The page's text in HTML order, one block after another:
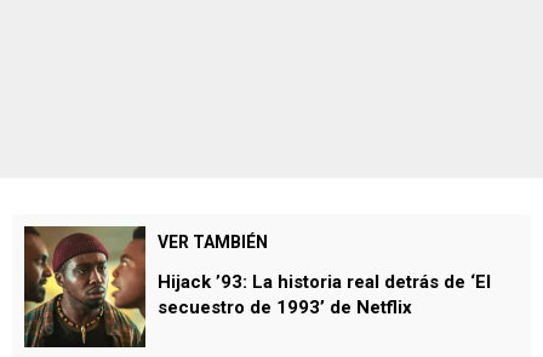
VER TAMBIÉN
Hijack ’93: La historia real detrás de ‘El
secuestro de 1993’ de Netflix